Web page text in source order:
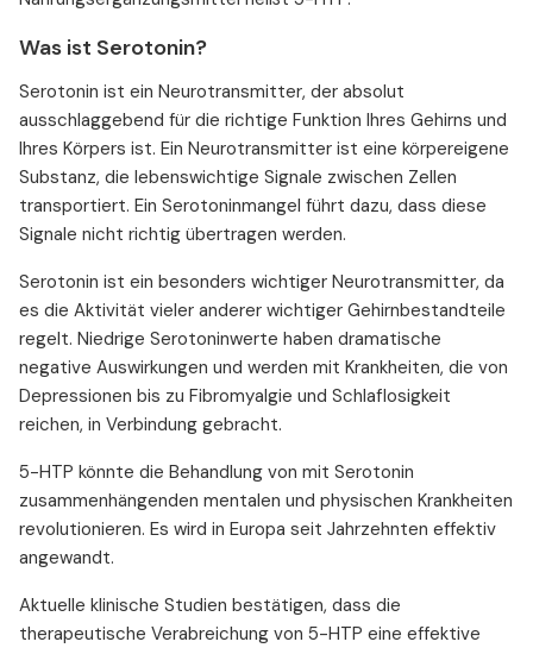
Was ist Serotonin?
Serotonin ist ein Neurotransmitter, der absolut
ausschlaggebend für die richtige Funktion Ihres Gehirns und
Ihres Körpers ist. Ein Neurotransmitter ist eine körpereigene
Substanz, die lebenswichtige Signale zwischen Zellen
transportiert. Ein Serotoninmangel führt dazu, dass diese
Signale nicht richtig übertragen werden.
Serotonin ist ein besonders wichtiger Neurotransmitter, da
es die Aktivität vieler anderer wichtiger Gehirnbestandteile
regelt. Niedrige Serotoninwerte haben dramatische
negative Auswirkungen und werden mit Krankheiten, die von
Depressionen bis zu Fibromyalgie und Schlaflosigkeit
reichen, in Verbindung gebracht.
5-HTP könnte die Behandlung von mit Serotonin
zusammenhängenden mentalen und physischen Krankheiten
revolutionieren. Es wird in Europa seit Jahrzehnten effektiv
angewandt.
Aktuelle klinische Studien bestätigen, dass die
therapeutische Verabreichung von 5-HTP eine effektive